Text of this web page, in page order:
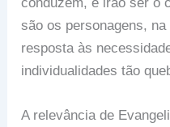
são os personagens,
resposta às
individualidades tão
A relevância de